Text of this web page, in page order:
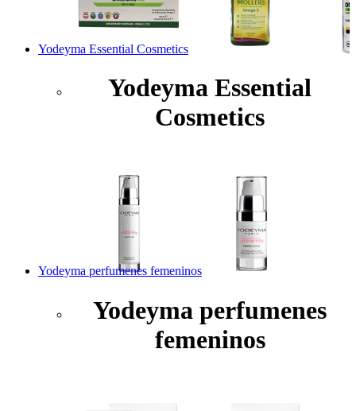
Yodeyma Essential Cosmetics
Yodeyma Essential
Cosmetics
Yodeyma perfumenes femeninos
Yodeyma perfumenes
femeninos